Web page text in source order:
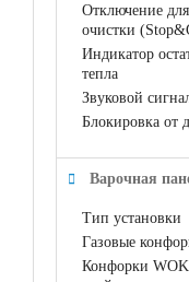
Отключение для
очистки
Индикатор
тепла
Звуковой
Блокировка от
Варочная
Тип установки
Газовые
Конфорки